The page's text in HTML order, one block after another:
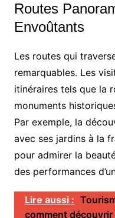
Routes
Envoûtants
Les routes qui
remarquables. Les
itinéraires tels que la
monuments
Par exemple, la
avec ses jardins à la
pour admirer la
des performances
Lire aussi :
comment découvrir